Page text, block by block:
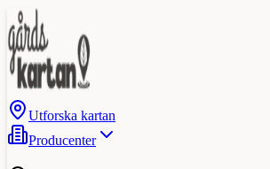
Utforska kartan
Producenter